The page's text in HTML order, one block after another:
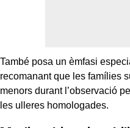
També posa un èmfasi
recomanant que les famílies
menors durant l’observació
les ulleres homologades.